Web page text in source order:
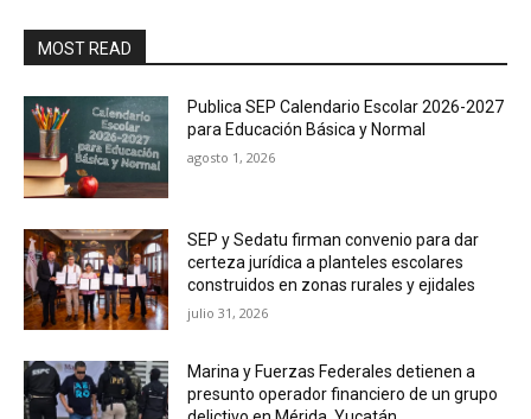
MOST READ
Publica SEP Calendario Escolar 2026-2027
para Educación Básica y Normal
agosto 1, 2026
SEP y Sedatu firman convenio para dar
certeza jurídica a planteles escolares
construidos en zonas rurales y ejidales
julio 31, 2026
Marina y Fuerzas Federales detienen a
presunto operador financiero de un grupo